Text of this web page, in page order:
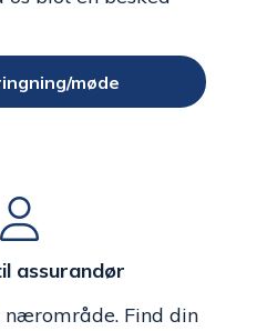
møde
assurandør
Find din